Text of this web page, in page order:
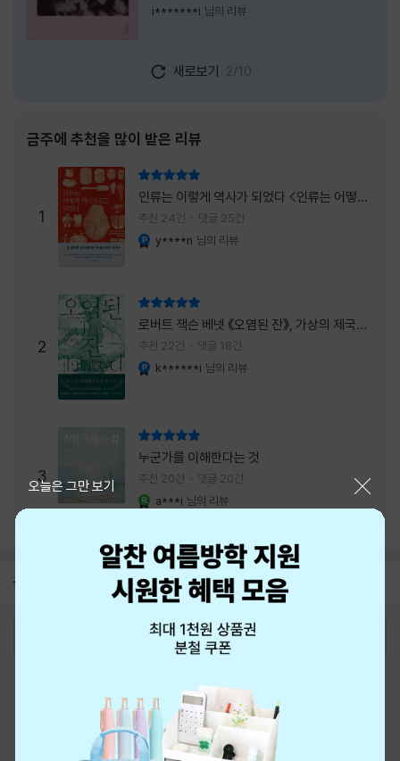
않는 위험을 감수해야 한다는 것을 의미한다.
도전하고 미지의 세계로 발을 내딛기란 결코 쉬
운 일이 아니다. 그러나 이 책을 읽다 보면 그 마
내가 진실로 원했던 방향을 향해 움직이고 있을
지도 모른다. 위험은 두려움의 대상이 아니라,
내가 진짜 원하는 삶으로 향하는 문 앞에 늘 함
께 서 있기 때문이다. 이 책은 프랑스의 철학
자이자 정신분석가인 안 뒤푸르망
i*******i 님의 리뷰
새로보기 2/10
금주에 추천을 많이 받은 리뷰
1
인류는 이렇게 역사가 되었다 <인류는 어떻게
역사가 되었나>
추천 24건 댓글 25건
y****n 님의 리뷰
2
로버트 잭슨 베넷 《오염된 잔》, 가상의 제국이
주는 실감과 미스터리 사건의 치밀함이 이루어
내는 최상의 시너지...
추천 22건 댓글 18건
k******i 님의 리뷰
3
누군가를 이해한다는 것
추천 20건 댓글 20건
a***i 님의 리뷰
공지 8월 신용카드 무이자할부 안내
오늘은 그만 보기
최근 본 상품
eBook 1:1문의/채팅상담
예스이십사(주) 사업자 정보
이용약관
개인정보처리방침
청소년보호정책